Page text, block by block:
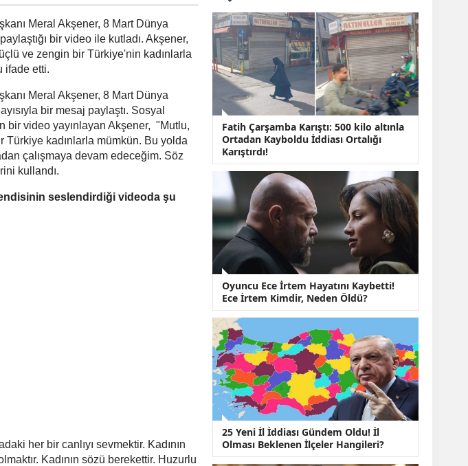
Meral Akşener, 8 Mart Dünya
bir video ile kutladı. Akşener,
ve zengin bir Türkiye'nin kadınlarla
ifade etti.
Meral Akşener, 8 Mart Dünya
bir mesaj paylaştı. Sosyal
bir video yayınlayan Akşener, "Mutlu,
Türkiye kadınlarla mümkün. Bu yolda
çalışmaya devam edeceğim. Söz
kullandı.
seslendirdiği videoda şu
her bir canlıyı sevmektir. Kadının
Kadının sözü berekettir. Huzurlu
İçin Daha Uygun?
ABD-İran Anlaşması
Sonrası Altın Rekora
Koştu, Petrol
Fiyatları Sert Düştü
Temmuz 2026 Maaş
Zammı Netleşiyor!
Memur, Emekli ve
Yeni Oranlar
KOSGEB’den
KOBİ’lere Dev
Finansman Hamlesi:
36 Ay Vadeli 30
Milyon TL Destek
Emekli Maaşlarında
Temmuz Hesabı:
Zam Oranı ve Taban
Aylık İçin Yeni
Senaryolar
Fatih Çarşamba Karıştı: 500 kilo altınla
Ortadan Kayboldu İddiası Ortalığı
Karıştırdı!
Oyuncu Ece İrtem Hayatını Kaybetti!
Ece İrtem Kimdir, Neden Öldü?
25 Yeni İl İddiası Gündem Oldu! İl
Olması Beklenen İlçeler Hangileri?